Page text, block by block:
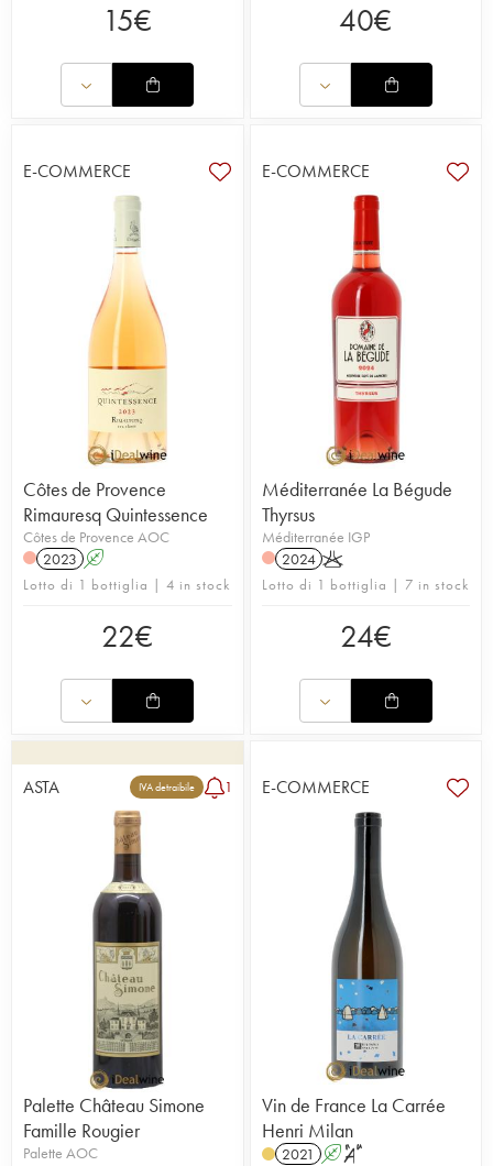
15€ 40€
E-COMMERCE
Côtes de Provence
Rimauresq Quintessence
Côtes de Provence AOC
2023 A
Lotto di 1 bottiglia | 4 in stock
22€
E-COMMERCE
Méditerranée La Bégude
Thyrsus
Méditerranée IGP
2024 K
Lotto di 1 bottiglia | 7 in stock
24€
ASTA IVA detraibile 1
Palette Château Simone
Famille Rougier
Palette AOC
E-COMMERCE
Vin de France La Carrée
Henri Milan
2021 A S